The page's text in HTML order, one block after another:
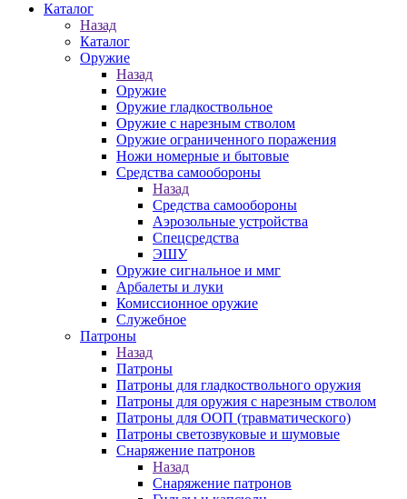
Каталог
Назад
Каталог
Оружие
Назад
Оружие
Оружие гладкоствольное
Оружие с нарезным стволом
Оружие ограниченного поражения
Ножи номерные и бытовые
Средства самообороны
Назад
Средства самообороны
Аэрозольные устройства
Спецсредства
ЭШУ
Оружие сигнальное и ммг
Арбалеты и луки
Комиссионное оружие
Служебное
Патроны
Назад
Патроны
Патроны для гладкоствольного оружия
Патроны для оружия с нарезным стволом
Патроны для ООП (травматического)
Патроны светозвуковые и шумовые
Снаряжение патронов
Назад
Снаряжение патронов